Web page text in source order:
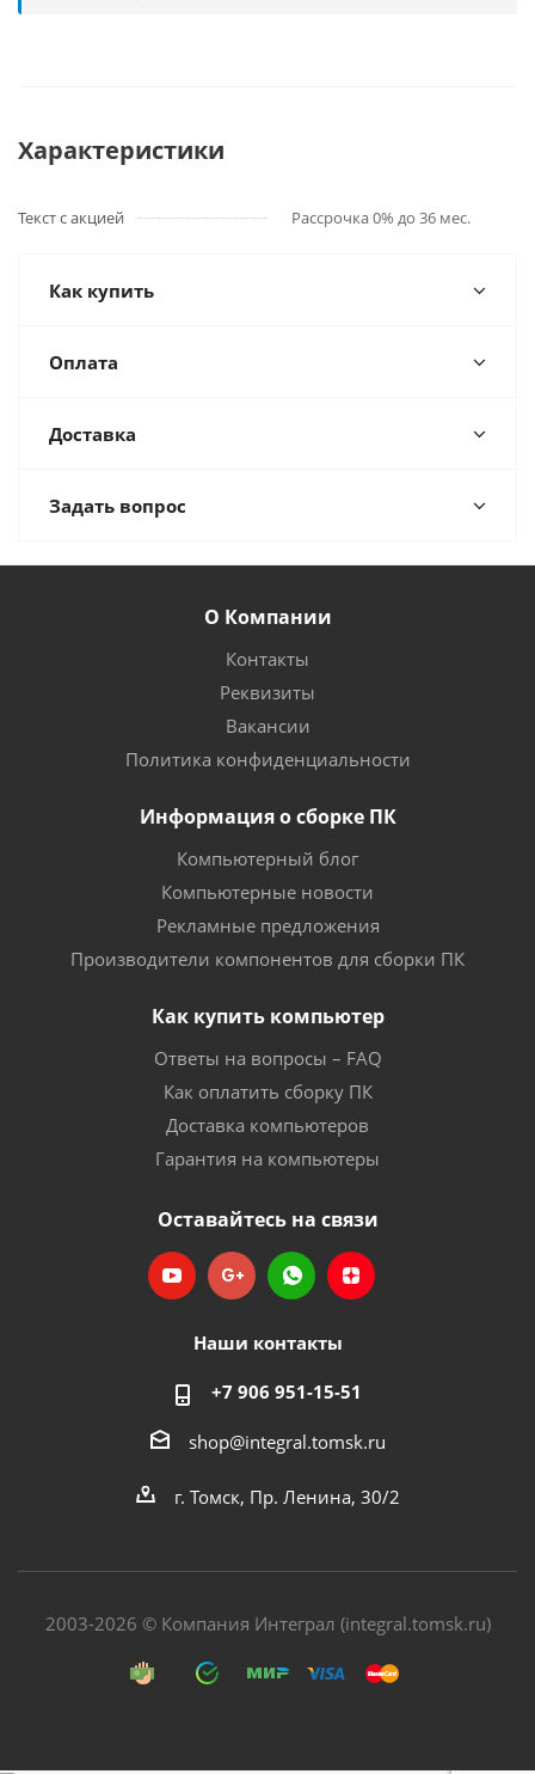
Характеристики
Текст с акцией Рассрочка 0% до 36 мес.
Как купить
Оплата
Доставка
Задать вопрос
О Компании
Контакты
Реквизиты
Вакансии
Политика конфиденциальности
Информация о сборке ПК
Компьютерный блог
Компьютерные новости
Рекламные предложения
Производители компонентов для сборки ПК
Как купить компьютер
Ответы на вопросы – FAQ
Как оплатить сборку ПК
Доставка компьютеров
Гарантия на компьютеры
Оставайтесь на связи
Наши контакты
+7 906 951-15-51
shop@integral.tomsk.ru
г. Томск, Пр. Ленина, 30/2
2003-2026 © Компания Интеграл (integral.tomsk.ru)